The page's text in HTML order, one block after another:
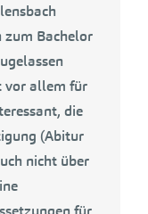
zum Bachelor
vor allem für
die
(Abitur
nicht über